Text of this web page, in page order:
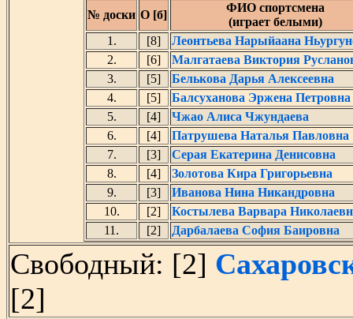
№ доски О [б]
ФИО спортсмена
(играет белыми)
1.
[8]
Леонтьева Нарыйаана
2.
[6]
Малгатаева Виктория
3.
[5]
Белькова Дарья Алексеевна
4.
[5]
Балсуханова Эржена Петровна
5.
[4]
Чжао Алиса Чжундаева
6.
[4]
Патрушева Наталья Павловна
7.
[3]
Серая Екатерина Денисовна
8.
[4]
Золотова Кира Григорьевна
9.
[3]
Иванова Нина Никандровна
10.
[2]
Костылева Варвара
11.
[2] Дарбалаева София Баировна
Свободный: [2]
[2]